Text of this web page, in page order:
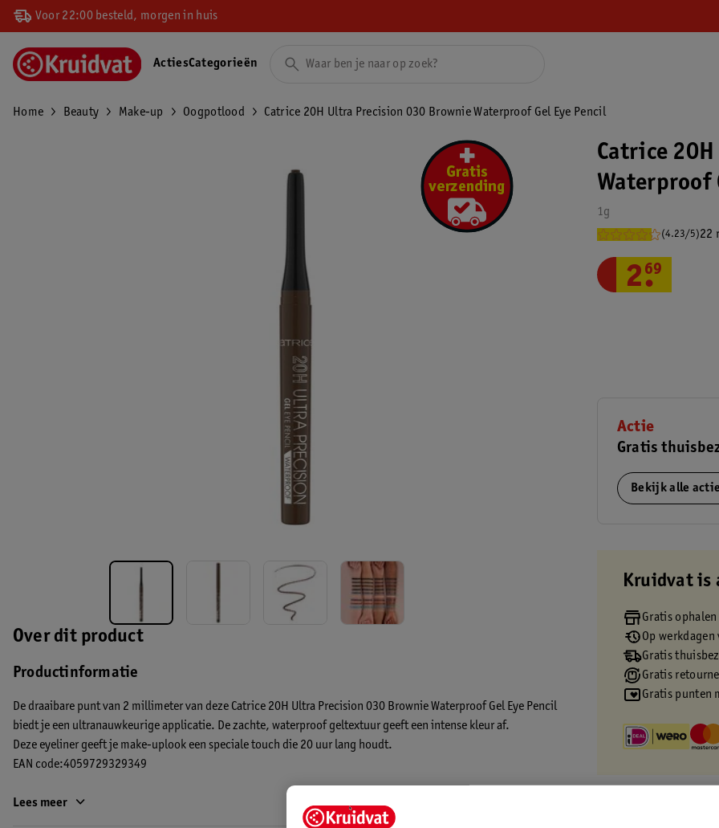
Voor 22:00 besteld, morgen in huis
ActiesCategorieën
Home Beauty Make-up Oogpotlood Catrice 20H Ultra Precision 030 Brownie Waterproof Gel Eye Pencil
Over dit product
Productinformatie
De draaibare punt van 2 millimeter van deze Catrice 20H Ultra Precision 030 Brownie Waterproof Gel Eye Pencil
biedt je een ultranauwkeurige applicatie. De zachte, waterproof geltextuur geeft een intense kleur af.
Deze eyeliner geeft je make-uplook een speciale touch die 20 uur lang houdt.
EAN code:4059729329349
Lees meer
Catrice
Waterproof
1g
(4.23/5)22
2.
69
Actie
Gratis
Bekijk alle
Kruidvat is
Gratis
Op
Gratis
Gratis
Gratis punten